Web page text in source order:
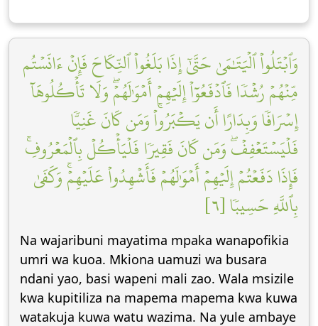
وَٱبۡتَلُواْ ٱلۡيَتَٰمَىٰ حَتَّىٰٓ إِذَا بَلَغُواْ ٱلنِّكَاحَ فَإِنۡ ءَانَسۡتُم
مِّنۡهُمۡ رُشۡدٗا فَٱدۡفَعُوٓاْ إِلَيۡهِمۡ أَمۡوَٰلَهُمۡۖ وَلَا تَأۡكُلُوهَآ
إِسۡرَافٗا وَبِدَارًا أَن يَكۡبَرُواْۚ وَمَن كَانَ غَنِيّٗا
فَلۡيَسۡتَعۡفِفۡۖ وَمَن كَانَ فَقِيرٗا فَلۡيَأۡكُلۡ بِٱلۡمَعۡرُوفِۚ
فَإِذَا دَفَعۡتُمۡ إِلَيۡهِمۡ أَمۡوَٰلَهُمۡ فَأَشۡهِدُواْ عَلَيۡهِمۡۚ وَكَفَىٰ
بِٱللَّهِ حَسِيبٗا [٦]
Na wajaribuni mayatima mpaka wanapofikia
umri wa kuoa. Mkiona uamuzi wa busara
ndani yao, basi wapeni mali zao. Wala msizile
kwa kupitiliza na mapema mapema kwa kuwa
watakuja kuwa watu wazima. Na yule ambaye